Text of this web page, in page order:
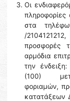
Οι
στα
/
προσφορές
αρμόδια
την
(100)
φοριαμών,
κατατάξεων